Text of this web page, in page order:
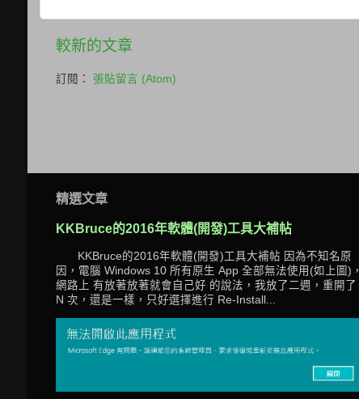
較新的文章
訂閱： 張貼留言 (Atom)
精選文章
KKBruce的2016年軟體(開發)工具大補帖
KKBruce的2016年軟體(開發)工具大補帖 因為不知名原
因，電腦 Windows 10 所有原生 App 全部無法使用(如上圖)，
網路上 有放著放著就會自己好 的說法，我放了二週，重開了
N 次，還是一樣，只好選擇進行 Re-Install...